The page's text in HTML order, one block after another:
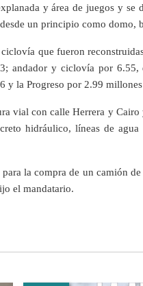
y área de juegos y se
un principio como domo,
que fueron
andador y ciclovía por
y la Progreso por 2.99 millones
vial con calle Herrera y
hidráulico, líneas de
la compra de un camión
el mandatario.